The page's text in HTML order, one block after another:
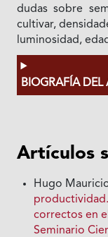
dudas sobre
cultivar,
luminosidad,
BIOGRAFÍA
Artículos
Hugo
correctos en
Seminario